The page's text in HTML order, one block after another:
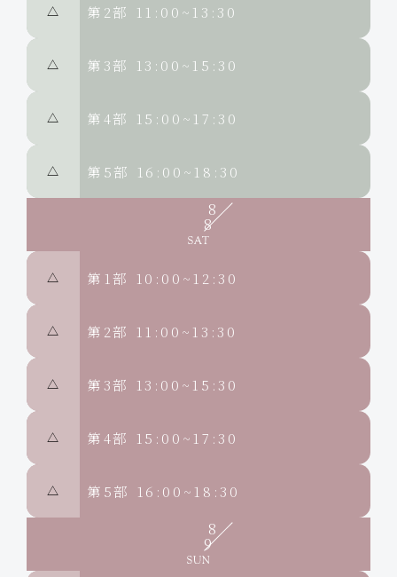
△ 第2部 11:00~13:30
△ 第3部 13:00~15:30
△ 第4部 15:00~17:30
△ 第5部 16:00~18:30
8
8
△ 第1部 10:00~12:30
△ 第2部 11:00~13:30
△ 第3部 13:00~15:30
△ 第4部 15:00~17:30
△ 第5部 16:00~18:30
8
9